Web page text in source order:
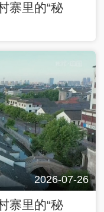
寨里的“秘
2026-07-26
寨里的“秘